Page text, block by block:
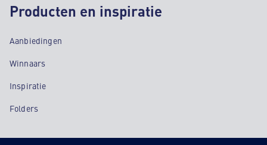
Producten en inspiratie
Aanbiedingen
Winnaars
Inspiratie
Folders